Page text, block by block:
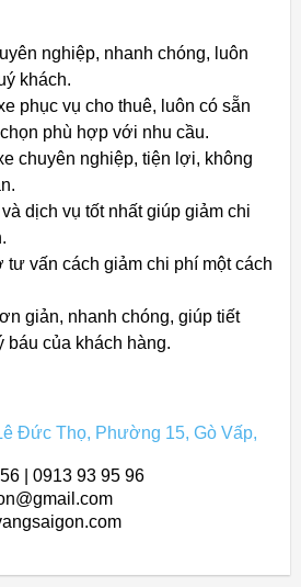
nghiệp, nhanh chóng, luôn
khách.
phục vụ cho thuê, luôn có sẵn
phù hợp với nhu cầu.
chuyên nghiệp, tiện lợi, không
dịch vụ tốt nhất giúp giảm chi
tư vấn cách giảm chi phí một cách
giản, nhanh chóng, giúp tiết
báu của khách hàng.
Đức Thọ, Phường 15, Gò Vấp,
| 0913 93 95 96